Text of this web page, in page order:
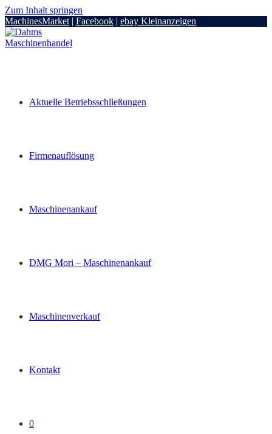
Zum Inhalt springen
MachinesMarket | Facebook | ebay Kleinanzeigen
Aktuelle Betriebsschließungen
Firmenauflösung
Maschinenankauf
DMG Mori – Maschinenankauf
Maschinenverkauf
Kontakt
0